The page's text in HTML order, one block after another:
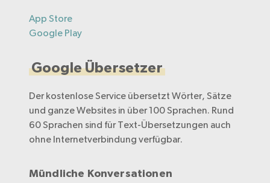
App Store
Google Play
Google Übersetzer
Der kostenlose Service übersetzt Wörter, Sätze
und ganze Websites in über 100 Sprachen. Rund
60 Sprachen sind für Text-Übersetzungen auch
ohne Internetverbindung verfügbar.
Mündliche Konversationen